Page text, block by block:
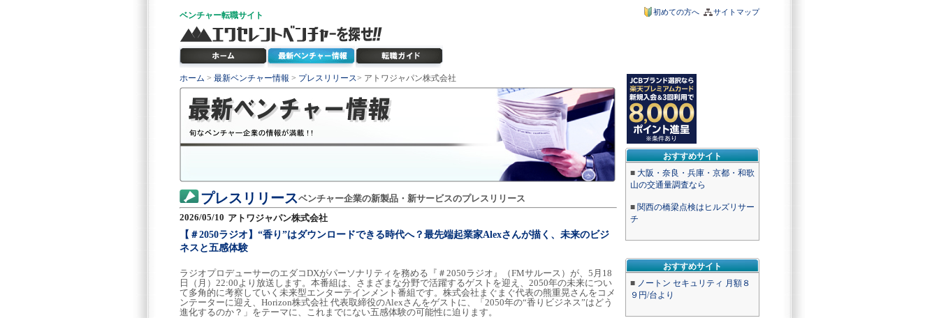
ベンチャー転職サイト サイトマップ
初めての方へ
おすすめサイト
■ 大阪・奈良・兵庫・京都・和歌
山の交通量調査なら
■ 関西の橋梁点検はヒルズリサー
チ
おすすめサイト
■ ノートン セキュリティ 月額８
９円/台より
ホーム > 最新ベンチャー情報 > プレスリリース> アトワジャパン株式会社
プレスリリースベンチャー企業の新製品・新サービスのプレスリリース
2026/05/10 アトワジャパン株式会社
【＃2050ラジオ】“香り”はダウンロードできる時代へ？最先端起業家Alexさんが描く、未来のビジ
ネスと五感体験
ラジオプロデューサーのエダコDXがパーソナリティを務める『＃2050ラジオ』（FMサルース）が、5月18
日（月）22:00より放送します。本番組は、さまざまな分野で活躍するゲストを迎え、2050年の未来につい
て多角的に考察していく未来型エンターテインメント番組です。株式会社まぐまぐ代表の熊重晃さんをコメ
ンテーターに迎え、Horizon株式会社 代表取締役のAlexさんをゲストに、「2050年の“香りビジネス”はどう
進化するのか？」をテーマに、これまでにない五感体験の可能性に迫ります。